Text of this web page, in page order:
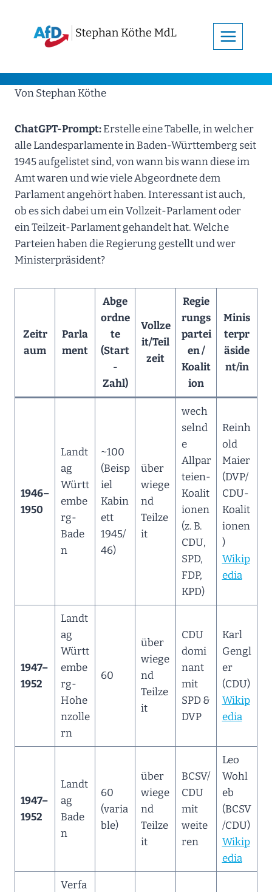
springen
Von Stephan Köthe
ChatGPT-Prompt:Erstelle eine Tabelle, in welcher
alle Landesparlamente in Baden-Württemberg seit
1945 aufgelistet sind, von wann bis wann diese im
Amt waren und wie viele Abgeordnete dem
Parlament angehört haben. Interessant ist auch,
ob es sich dabei um ein Vollzeit-Parlament oder
ein Teilzeit-Parlament gehandelt hat. Welche
Parteien haben die Regierung gestellt und wer
Ministerpräsident?
Zeitr
aum
Parla
ment
Abge
ordne
te
(Start
-
Zahl)
Vollze
it/Teil
zeit
Regie
rungs
partei
en /
Koalit
ion
Minis
terpr
äside
nt/in
1946–
1950
Landt
ag
Württ
embe
rg-
Bade
n
~100
(Beisp
iel
Kabin
ett
1945/
46)
über
wiege
nd
Teilze
it
wech
selnd
e
Allpar
teien-
Koalit
ionen
(z. B.
CDU,
SPD,
FDP,
KPD)
Reinh
old
Maier
(DVP/
CDU-
Koalit
ionen
)
Wikip
edia
1947–
1952
Landt
ag
Württ
embe
rg-
Hohe
nzolle
rn
60
über
wiege
nd
Teilze
it
CDU
domi
nant
mit
SPD &
DVP
Karl
Gengl
er
(CDU)
Wikip
edia
1947–
1952
Landt
ag
Bade
n
60
(varia
ble)
über
wiege
nd
Teilze
it
BCSV/
CDU
mit
weite
ren
Leo
Wohl
eb
(BCSV
/CDU)
Wikip
edia
Verfa